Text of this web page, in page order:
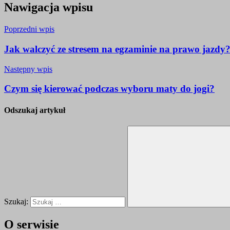
Nawigacja wpisu
Poprzedni wpis
Jak walczyć ze stresem na egzaminie na prawo jazdy?
Następny wpis
Czym się kierować podczas wyboru maty do jogi?
Odszukaj artykuł
Szukaj:
O serwisie